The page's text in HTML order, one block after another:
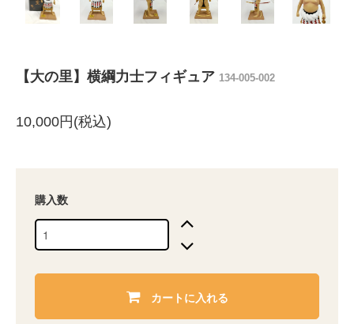
【大の里】横綱力士フィギュア 134-005-002
10,000円(税込)
購入数
カートに入れる